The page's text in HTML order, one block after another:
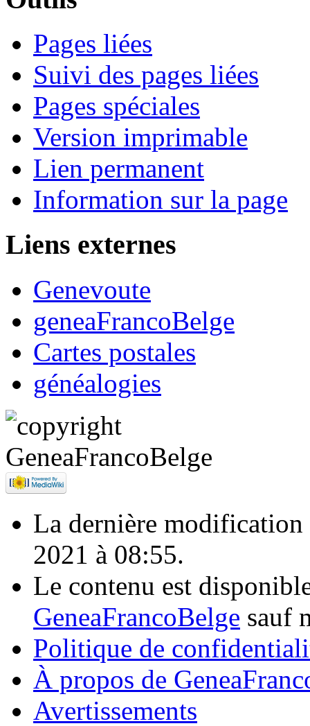
Pages liées
Suivi des pages liées
Pages spéciales
Version imprimable
Lien permanent
Information sur la page
Liens externes
Genevoute
geneaFrancoBelge
Cartes postales
généalogies
La dernière modification
2021 à 08:55.
Le contenu est
GeneaFrancoBelge sauf
Politique de
À propos de
Avertissements